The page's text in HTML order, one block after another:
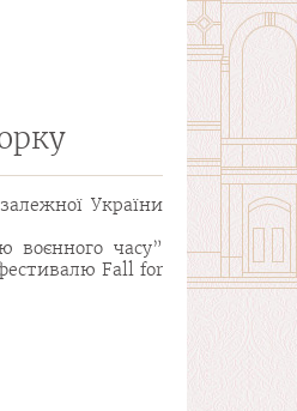
України
воєнного часу”
Fall for